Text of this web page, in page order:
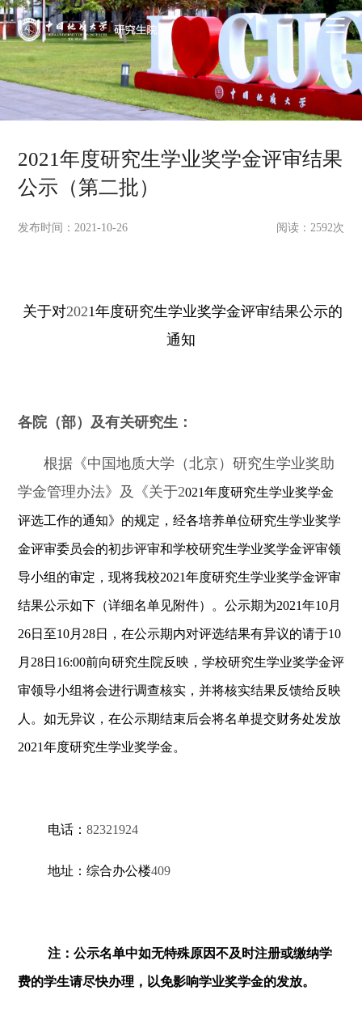
2021年度研究生学业奖学金评审结果
公示（第二批）
发布时间：2021-10-26 阅读： 2592次
关于对2021年度研究生学业奖学金评审结果公示的
通知
各院（部）及有关研究生：
根据《中国地质大学（北京）研究生学业奖助
学金管理办法》 及《关于2021年度研究生学业奖学金
评选工作的通知》的规定，经各培养单位研究生学业奖学
金评审委员会的初步评审和学校研究生学业奖学金评审领
导小组的审定，现将我校2021年度研究生学业奖学金评审
结果公示如下（详细名单见附件）。公示期为2021年10月
26日至10月 28日，在公示期内对评选结果有异议的请于10
月 28日 16:00前向研究生院反映，学校研究生学业奖学金评
审领导小组将会进行调查核实，并将核实结果反馈给反映
人。如无异议，在公示期结束后会将名单提交财务处发放
2021年度研究生学业奖学金。
电话： 82321924
地址：综合办公楼409
注：公示名单中如无特殊原因不及时注册或缴纳学
费的学生请尽快办理，以免影响学业奖学金的发放。